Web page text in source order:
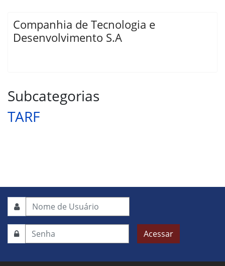
Companhia de Tecnologia e
Desenvolvimento S.A
Subcategorias
TARF
Acessar